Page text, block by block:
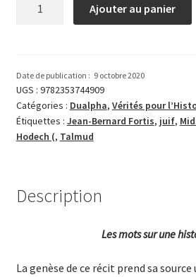
famille
juive
Ajouter au panier
Date de publication : 9 octobre 2020
UGS : 9782353744909
Catégories : Dualpha, Vérités pour
Étiquettes : Jean-Bernard Fortis, juif,
Hodech (, Talmud
Description
Les mots sur une
La genèse de ce récit prend sa